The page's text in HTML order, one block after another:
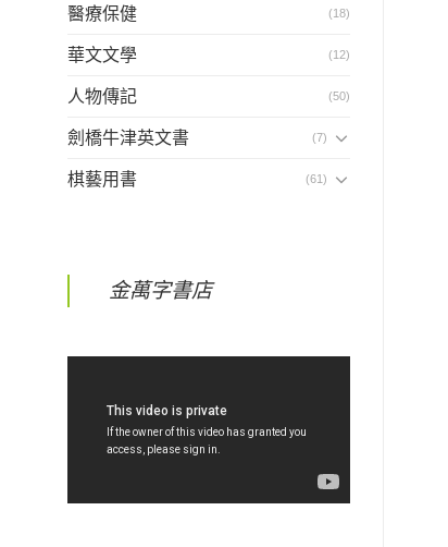
醫療保健 (18)
華文文學 (12)
人物傳記 (50)
劍橋牛津英文書 (7)
棋藝用書 (61)
金萬字書店